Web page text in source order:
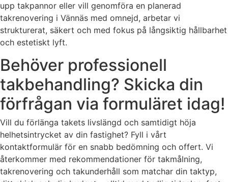
upp takpannor eller vill genomföra en planerad
takrenovering i Vännäs med omnejd, arbetar vi
strukturerat, säkert och med fokus på långsiktig hållbarhet
och estetiskt lyft.
Behöver professionell
takbehandling? Skicka din
förfrågan via formuläret idag!
Vill du förlänga takets livslängd och samtidigt höja
helhetsintrycket av din fastighet? Fyll i vårt
kontaktformulär för en snabb bedömning och offert. Vi
återkommer med rekommendationer för takmålning,
takrenovering och takunderhåll som matchar din taktyp,